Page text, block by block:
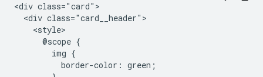
<div class="card">
  <div class="card__header">
    <style>
      @scope {
        img {
          border-color: green;